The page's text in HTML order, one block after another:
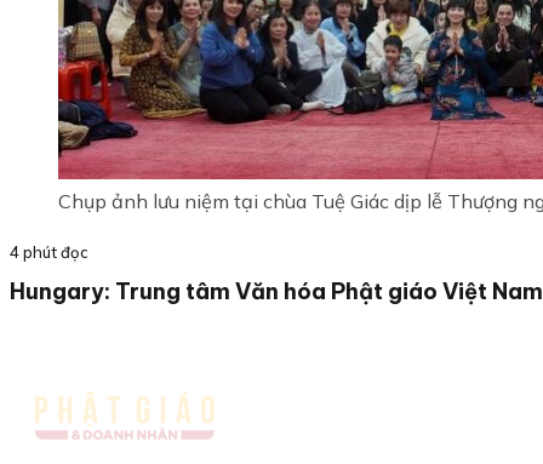
Chụp ảnh lưu niệm tại chùa Tuệ Giác dịp lễ Thượng
4 phút đọc
Hungary: Trung tâm Văn hóa Phật giáo Việt